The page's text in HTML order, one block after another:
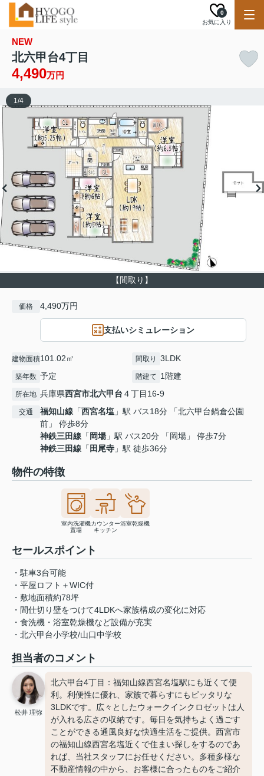
お気に入り
0
NEW
北六甲台4丁目
4,490万円
【間取り】
1/4
価格 4,490万円
支払いシミュレーション
建物面積101.02㎡ 間取り 3LDK
築年数 予定 階建て 1階建
所在地 兵庫県西宮市北六甲台 ４丁目16-9
交通 福知山線 「西宮名塩 」駅 バス18分 「北六甲台鍋倉公園
前」 停歩8分
神鉄三田線 「 岡場」駅 バス20分 「岡場」 停歩7分
神鉄三田線 「 田尾寺 」駅 徒歩36分
物件の特徴
室内洗濯機
置場
カウンター
キッチン
浴室乾燥機
セールスポイント
・駐車3台可能
・平屋ロフト＋WIC付
・敷地面積約78坪
・間仕切り壁をつけて4LDKへ家族構成の変化に対応
・食洗機・浴室乾燥機など設備が充実
・北六甲台小学校/山口中学校
担当者のコメント
松井 理弥
北六甲台4丁目：福知山線西宮名塩駅にも近くて便
利。利便性に優れ、家族で暮らすにもピッタリな
3LDKです。広々としたウォークインクロゼットは人
が入れる広さの収納です。毎日を気持ちよく過ごす
ことができる通風良好な快適生活をご提供。西宮市
の福知山線西宮名塩近くで住まい探しをするのであ
れば、当社スタッフにお任せください。多種多様な
不動産情報の中から、お客様に合ったものをご紹介